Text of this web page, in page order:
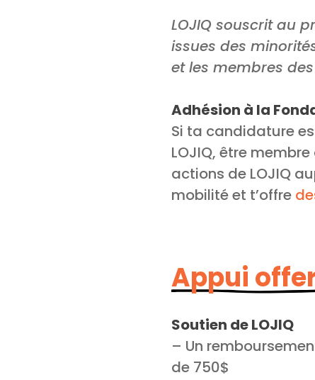
LOJIQ souscrit au
issues des
et les membres
Adhésion à la
Si ta candidature
LOJIQ, être
actions de LOJIQ
mobilité et t’offre
Appui
Soutien de LOJIQ
– Un
de 750$